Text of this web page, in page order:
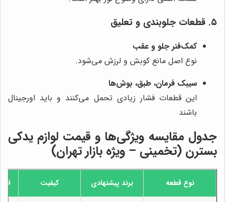
۵. قطعات جلوبندی و تعلیق
کمک‌فنر جلو و عقب
نوع اصل مانع کوبش و لرزش می‌شود.
سیبک فرمان، طبق، بوش‌ها
این قطعات فشار زیادی تحمل می‌کنند و باید اورجینال
باشند
جدول مقایسه ویژگی‌ها و قیمت لوازم یدکی
بسترن (تخمینی – ویژه بازار تهران)
نوع قطعه برند پیشنهادی کیفیت